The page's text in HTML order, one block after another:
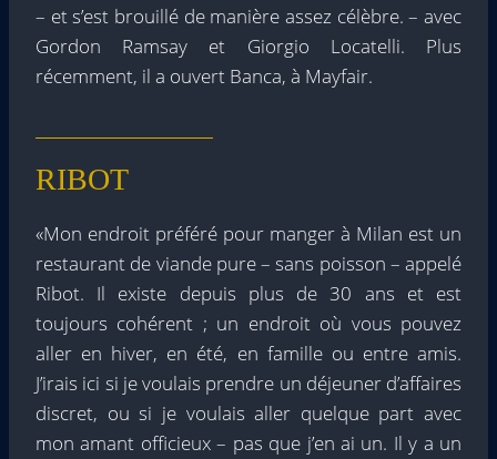
– et s’est brouillé de manière assez célèbre. – avec
Gordon Ramsay et Giorgio Locatelli. Plus
récemment, il a ouvert Banca, à Mayfair.
RIBOT
«Mon endroit préféré pour manger à Milan est un
restaurant de viande pure – sans poisson – appelé
Ribot. Il existe depuis plus de 30 ans et est
toujours cohérent ; un endroit où vous pouvez
aller en hiver, en été, en famille ou entre amis.
J’irais ici si je voulais prendre un déjeuner d’affaires
discret, ou si je voulais aller quelque part avec
mon amant officieux – pas que j’en ai un. Il y a un